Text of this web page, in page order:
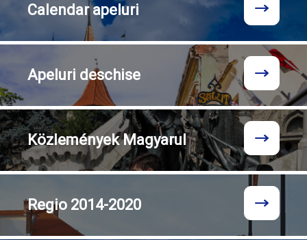
Calendarapeluri
Apeluri deschise
KözleményekMagyarul
Regio 2014-2020